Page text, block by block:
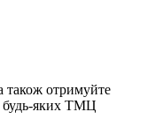
також отримуйте
будь-яких ТМЦ